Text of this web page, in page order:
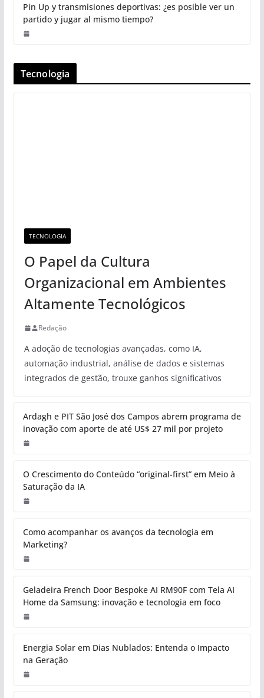
Pin Up y transmisiones deportivas: ¿es posible ver un
partido y jugar al mismo tiempo?
Tecnologia
TECNOLOGIA
O Papel da Cultura
Organizacional em Ambientes
Altamente Tecnológicos
Redação
A adoção de tecnologias avançadas, como IA,
automação industrial, análise de dados e sistemas
integrados de gestão, trouxe ganhos significativos
Ardagh e PIT São José dos Campos abrem programa de
inovação com aporte de até US$ 27 mil por projeto
O Crescimento do Conteúdo “original-first” em Meio à
Saturação da IA
Como acompanhar os avanços da tecnologia em
Marketing?
Geladeira French Door Bespoke AI RM90F com Tela AI
Home da Samsung: inovação e tecnologia em foco
Energia Solar em Dias Nublados: Entenda o Impacto
na Geração